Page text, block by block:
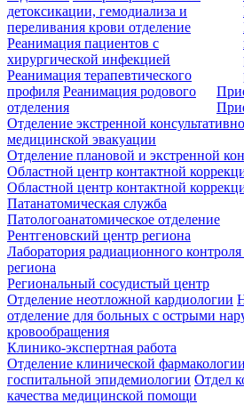
детоксикации, гемодиализа и
переливания крови отделение
Реанимация пациентов с
хирургической инфекцией
Реанимация терапевтического
профиля Реанимация родового
отделения
Отделение экстренной
медицинской эвакуации
Отделение плановой и экстренной
Областной центр контактной
Областной центр контактной
Патанатомическая служба
Патологоанатомическое отделение
Рентгеновский центр региона
Лаборатория радиационного контроля
региона
Региональный сосудистый центр
Отделение неотложной кардиологии
отделение для больных с острыми
кровообращения
Клинико-экспертная работа
Отделение клинической фармакологии
госпитальной эпидемиологии Отдел
качества медицинской помощи